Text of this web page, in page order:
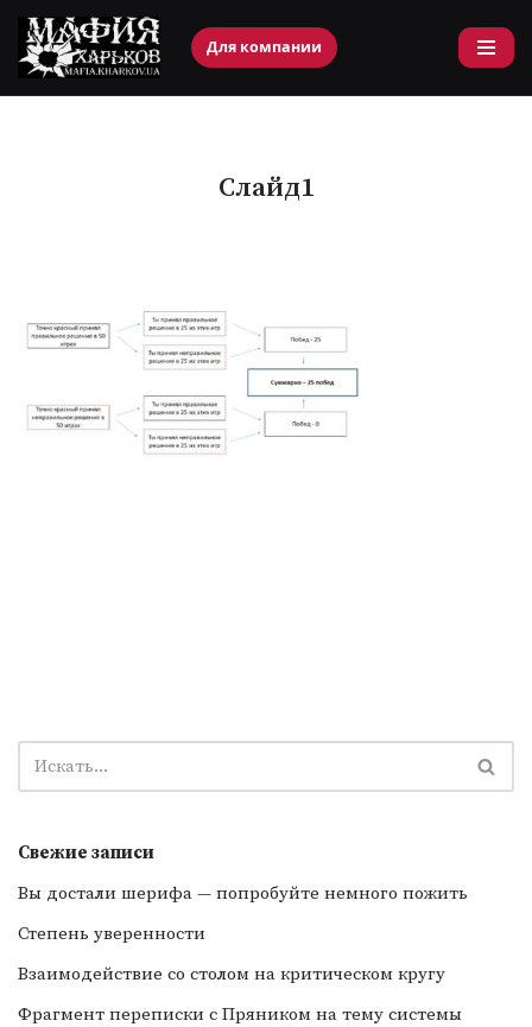
Перейти
к
Для компании
Слайд1
Свежие записи
Вы достали шерифа — попробуйте немного пожить
Степень уверенности
Взаимодействие со столом на критическом кругу
Фрагмент переписки с Пряником на тему системы